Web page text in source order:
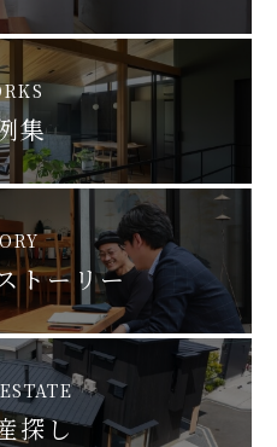
集
トーリー
探し